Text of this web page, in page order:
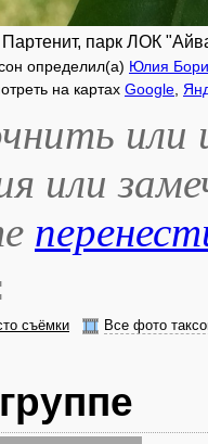
парк ЛОК
определил(а) Юлия
на картах Google
или
или
съёмки
Все фото